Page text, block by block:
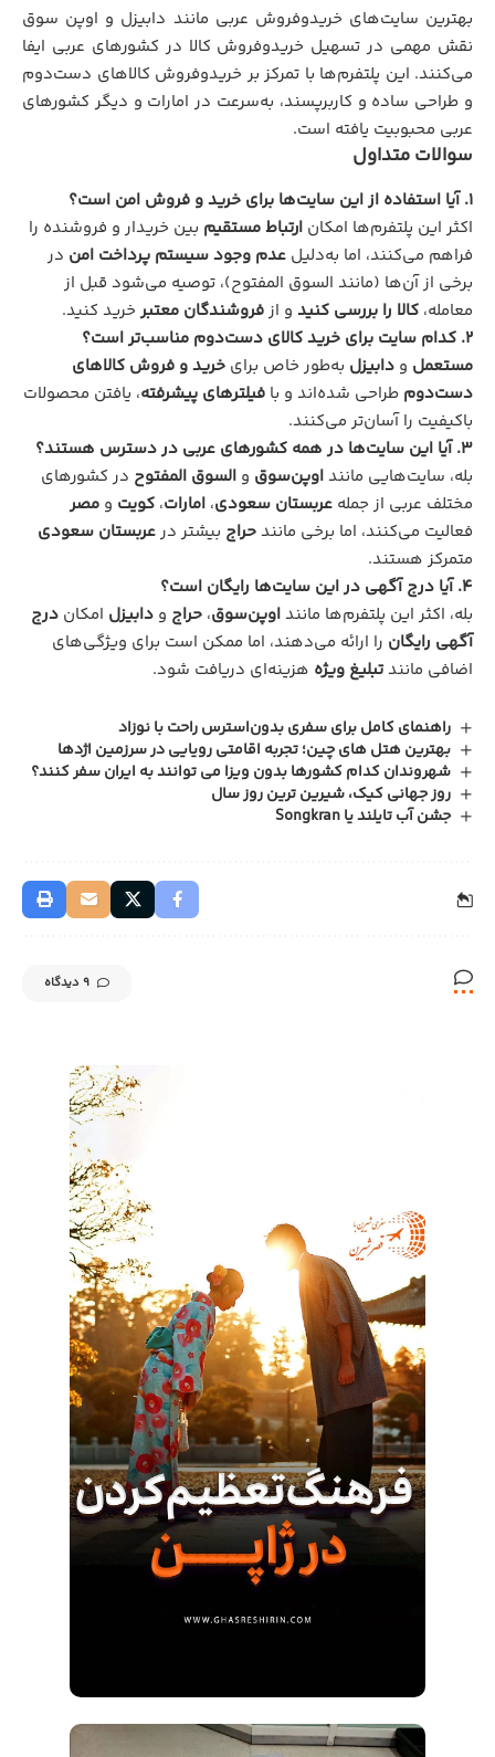
بهترین سایت‌های خریدوفروش عربی مانند دابیزل و اوپن سوق
نقش مهمی در تسهیل خریدوفروش کالا در کشورهای عربی ایفا
می‌کنند. این پلتفرم‌ها با تمرکز بر خریدوفروش کالاهای دست‌دوم
و طراحی ساده و کاربرپسند، به‌سرعت در امارات و دیگر کشورهای
عربی محبوبیت یافته است.
سوالات متداول
1. آیا استفاده از این سایت‌ها برای خرید و فروش امن است؟
اکثر این پلتفرم‌ها امکان ارتباط مستقیم بین خریدار و فروشنده را
فراهم می‌کنند، اما به‌دلیل عدم وجود سیستم پرداخت امن در
برخی از آن‌ها (مانند السوق المفتوح)، توصیه می‌شود قبل از
معامله، کالا را بررسی کنید و ازفروشندگان معتبر خرید کنید.
2. کدام سایت برای خرید کالای دست‌دوم مناسب‌تر است؟
مستعمل و دابیزل به‌طور خاص برای خرید و فروش کالاهای
دست‌دوم طراحی شده‌اند و با فیلترهای پیشرفته، یافتن محصولات
باکیفیت را آسان‌تر می‌کنند.
3. آیا این سایت‌ها در همه کشورهای عربی در دسترس هستند؟
بله، سایت‌هایی ماننداوپن‌سوق و السوق المفتوح در کشورهای
مختلف عربی از جمله عربستان سعودی، امارات، کویت و مصر
فعالیت می‌کنند، اما برخی مانندحراج بیشتر درعربستان سعودی
متمرکز هستند.
4. آیا درج آگهی در این سایت‌ها رایگان است؟
بله، اکثر این پلتفرم‌ها ماننداوپن‌سوق، حراج و دابیزل امکان درج
آگهی رایگان را ارائه می‌دهند، اما ممکن است برای ویژگی‌های
اضافی مانندتبلیغ ویژه هزینه‌ای دریافت شود.
راهنمای کامل برای سفری بدون‌استرس راحت با نوزاد
بهترین هتل‌ های چین؛ تجربه اقامتی رویایی در سرزمین اژدها
شهروندان کدام کشورها بدون ویزا می توانند به ایران سفر کنند؟
روز جهانی کیک، شیرین ترین روز سال
جشن آب تایلند یا Songkran
9 دیدگاه